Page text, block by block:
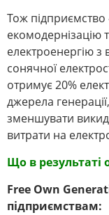
Тож
екомодернізацію
електроенергію з
сонячної
отримує 20%
джерела
зменшувати
витрати на
Що в результаті
Free Own
підприємствам: